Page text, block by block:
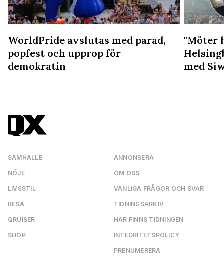
WorldPride avslutas med parad,
popfest och upprop för
demokratin
"Möter
med
SAMHÄLLE
NÖJE
LIVSSTIL
RESA
QRUISER
SHOP
ANNONSERA
OM OSS
VANLIGA FRÅGOR OCH SVAR
TIDNINGSARKIV
HÄR FINNS TIDNINGEN
INTEGRITETSPOLICY
PRENUMERERA